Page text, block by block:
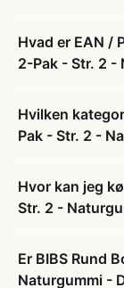
Hvad er EAN /
2-Pak - Str. 2 -
Hvilken
Pak - Str. 2 -
Hvor kan jeg
Str. 2 -
Er BIBS Rund
Naturgummi -